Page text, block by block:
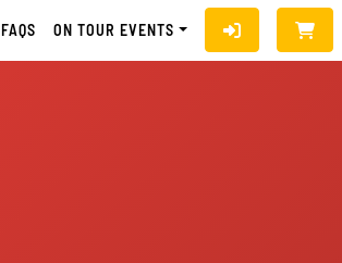
FAQS ON TOUR EVENTS